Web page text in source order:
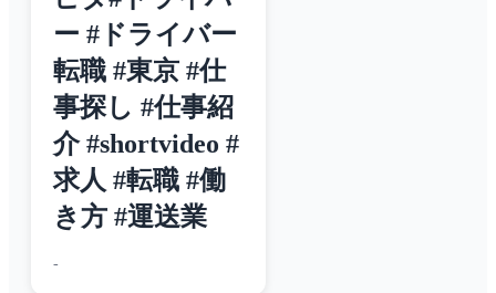
ー #ドライバー
転職 #東京 #仕
事探し #仕事紹
介 #shortvideo #
求人 #転職 #働
き方 #運送業
-